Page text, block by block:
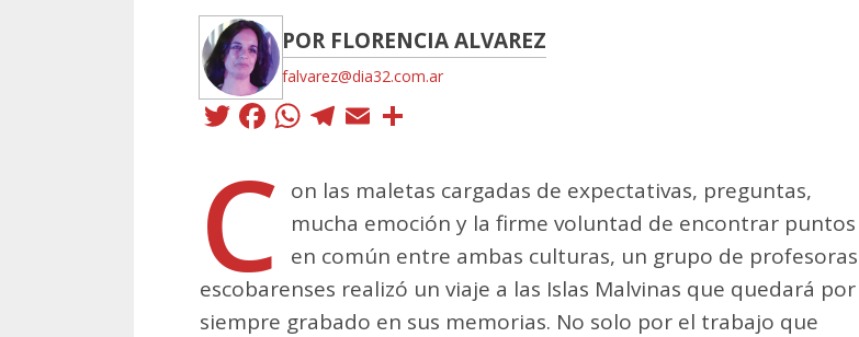
POR FLORENCIA ALVAREZ
falvarez@dia32.com.ar
Twitter
Facebook
WhatsApp
Telegram
Email
C on las maletas cargadas de expectativas, preguntas,
mucha emoción y la firme voluntad de encontrar puntos
en común entre ambas culturas, un grupo de profesoras
escobarenses realizó un viaje a las Islas Malvinas que quedará por
siempre grabado en sus memorias. No solo por el trabajo que